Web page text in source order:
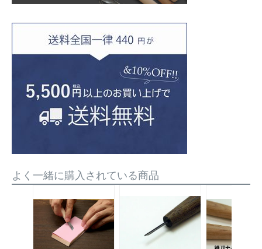
よく一緒に購入されている商品